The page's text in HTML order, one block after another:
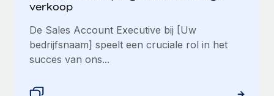
verkoop
De Sales Account Executive bij [Uw
bedrijfsnaam] speelt een cruciale rol in het
succes van ons...